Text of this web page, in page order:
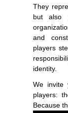
They
but also
and
players
identity.
We invite
players:
Because